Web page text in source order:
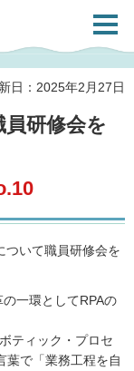
共通メ
日：2025年2月27日
研修会を
ついて職員研修会を
一環としてRPAの
ティック・プロセ
葉で「業務工程を自